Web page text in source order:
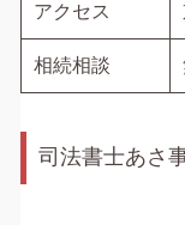
アクセス
相続相談
司法書士あさ